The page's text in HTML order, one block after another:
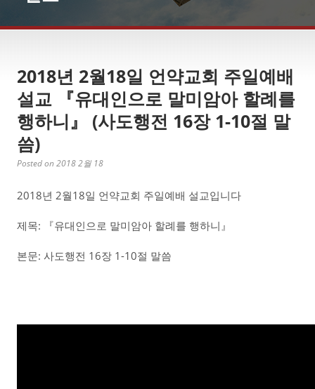
2018년 2월18일 언약교회 주일예배
설교 『유대인으로 말미암아 할례를
행하니』 (사도행전 16장 1-10절 말
씀)
Posted on 2018 2월 18
2018년 2월18일 언약교회 주일예배 설교입니다
제목: 『유대인으로 말미암아 할례를 행하니』
본문: 사도행전 16장 1-10절 말씀